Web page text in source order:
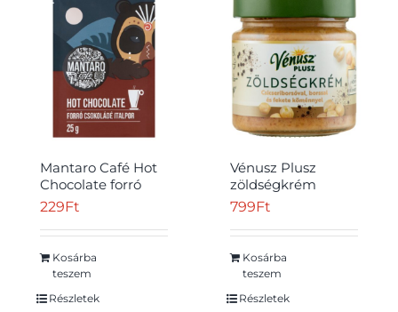
Mantaro Café Hot
Chocolate forró
csokoládé italpor
229Ft
Kosárba
teszem
Részletek
Vénusz Plusz
zöldségkrém
csicseriborsóval,
köménnyel 180 g
799Ft
Kosárba
teszem
Részletek